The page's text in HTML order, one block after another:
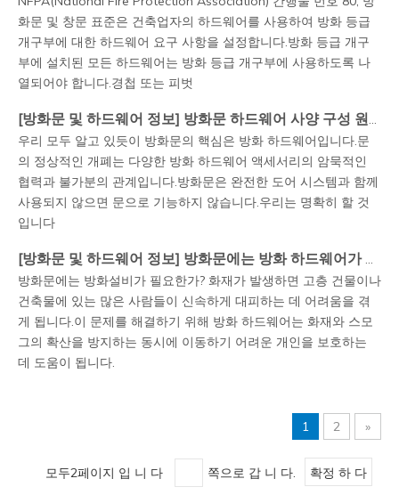
화문 및 창문 표준은 건축업자의 하드웨어를 사용하여 방화 등급
개구부에 대한 하드웨어 요구 사항을 설정합니다.방화 등급 개구
부에 설치된 모든 하드웨어는 방화 등급 개구부에 사용하도록 나
열되어야 합니다.경첩 또는 피벗
[방화문 및 하드웨어 정보] 방화문 하드웨어 사양 구성 원리는 무엇입니까?
우리 모두 알고 있듯이 방화문의 핵심은 방화 하드웨어입니다.문
의 정상적인 개폐는 다양한 방화 하드웨어 액세서리의 암묵적인
협력과 불가분의 관계입니다.방화문은 완전한 도어 시스템과 함께
사용되지 않으면 문으로 기능하지 않습니다.우리는 명확히 할 것
입니다
[방화문 및 하드웨어 정보] 방화문에는 방화 하드웨어가 필요합니까?
방화문에는 방화설비가 필요한가? 화재가 발생하면 고층 건물이나
건축물에 있는 많은 사람들이 신속하게 대피하는 데 어려움을 겪
게 됩니다.이 문제를 해결하기 위해 방화 하드웨어는 화재와 스모
그의 확산을 방지하는 동시에 이동하기 어려운 개인을 보호하는
데 도움이 됩니다.
1 2 »
모두2페이지 입 니 다 쪽으로 갑 니 다. 확정 하 다